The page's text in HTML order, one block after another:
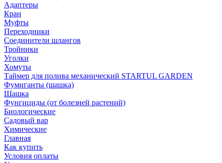
Адаптеры
Кран
Муфты
Переходники
Соединители шлангов
Тройники
Уголки
Хомуты
Таймер для полива механический STARTUL GARDEN
Фумиганты (шашка)
Шашка
Фунгициды (от болезней растений)
Биологические
Садовый вар
Химические
Главная
Как купить
Условия оплаты